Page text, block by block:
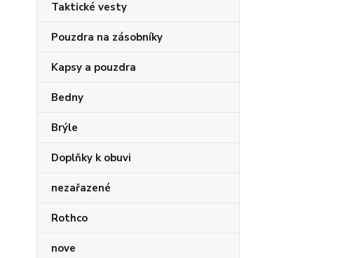
Taktické vesty
Pouzdra na zásobníky
Kapsy a pouzdra
Bedny
Brýle
Doplňky k obuvi
nezařazené
Rothco
nove